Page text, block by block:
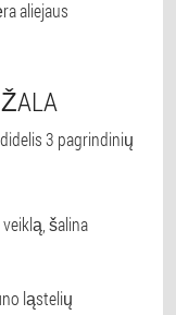
aliejaus
3 pagrindinių
šalina
ląstelių